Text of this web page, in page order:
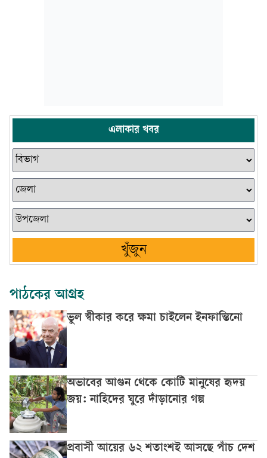
এলাকার খবর
খুঁজুন
পাঠকের আগ্রহ
ভুল স্বীকার করে ক্ষমা চাইলেন ইনফান্তিনো
অভাবের আগুন থেকে কোটি মানুষের হৃদয়
জয়: নাহিদের ঘুরে দাঁড়ানোর গল্প
প্রবাসী আয়ের ৬২ শতাংশই আসছে পাঁচ দেশ